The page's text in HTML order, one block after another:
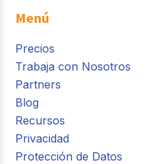
Menú
Precios
Trabaja con Nosotros
Partners
Blog
Recursos
Privacidad
Protección de Datos